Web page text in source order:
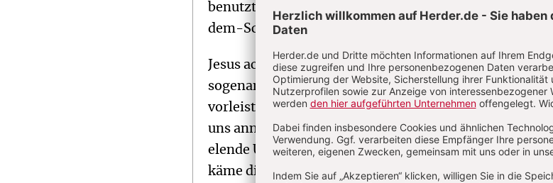
benutzt das auch den Kindern wohlvertraute Bild des
dem-Schlaf-Aufgewecktwerdens.
Jesus achtet den Sünder, aber ächtet die Sünde.
sogenannten „Werke“ in der Rechtfertigungslehre) ist
vorleistungsfreien Liebe Gottes, nicht aber eine
uns annimmt und liebt. Die Bilder einer Höllenstrafe
elende Ursache: Würde sich der Zorn Gottes gegen den
käme dieser zur Bestrafung „in die Hölle“. Weil sich